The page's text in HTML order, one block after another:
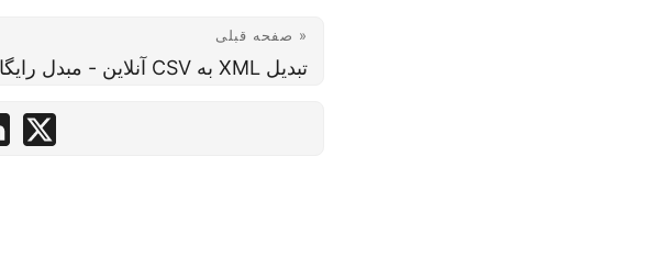
« صفحه قبلی
تبدیل XML به CSV آنلاین - مبدل رایگان